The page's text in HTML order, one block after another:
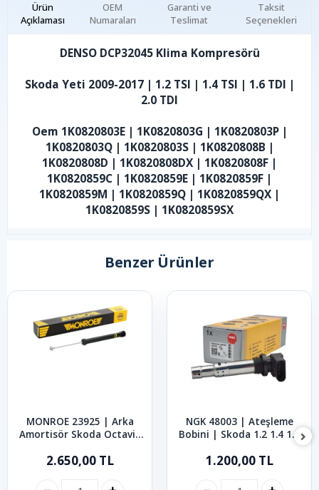
Ürün
Açıklaması
Garanti ve
Teslimat
Taksit
Seçenekleri
OEM
Numaraları
DENSO DCP32045 Klima Kompresörü
Skoda Yeti 2009-2017 | 1.2 TSI | 1.4 TSI | 1.6 TDI |
2.0 TDI
Oem 1K0820803E | 1K0820803G | 1K0820803P |
1K0820803Q | 1K0820803S | 1K0820808B |
1K0820808D | 1K0820808DX | 1K0820808F |
1K0820859C | 1K0820859E | 1K0820859F |
1K0820859M | 1K0820859Q | 1K0820859QX |
1K0820859S | 1K0820859SX
Benzer Ürünler
MONROE 23925 | Arka
Amortisör Skoda Octavia
2.650,00 TL
NGK 48003 | Ateşleme
Bobini | Skoda 1.2 1.4 1.6
Octavia Roomster 2002-
1.200,00 TL